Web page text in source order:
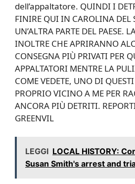
dell’appaltatore. QUINDI I
FINIRE QUI IN CAROLINA DEL
UN’ALTRA PARTE DEL PAESE.
INOLTRE CHE APRIRANNO
CONSEGNA PIÙ PRIVATI PER
APPALTATORI MENTRE LA
COME VEDETE, UNO DI
PROPRIO VICINO A ME PER
ANCORA PIÙ DETRITI.
GREENVIL
LEGGI LOCAL HISTORY:
Susan Smith's arrest and